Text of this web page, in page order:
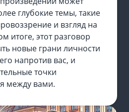
глубокие темы, такие
и взгляд на
итоге, этот разговор
новые грани личности
напротив вас, и
точки
между вами.